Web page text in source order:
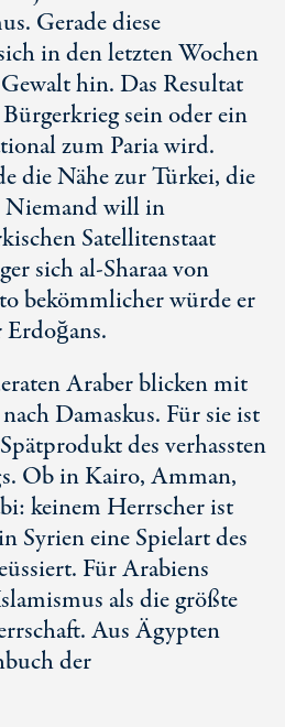
Gerade diese
in den letzten Wochen
hin. Das Resultat
sein oder ein
zum Paria wird.
die Nähe zur Türkei, die
Niemand will in
Satellitenstaat
sichal-Sharaavon
bekömmlicher würde er
Araber blicken mit
Damaskus. Für sie ist
des verhassten
Ob in Kairo, Amman,
: keinem Herrscher ist
Syrien eine Spielart des
Für Arabiens
als die größte
Aus Ägypten
der